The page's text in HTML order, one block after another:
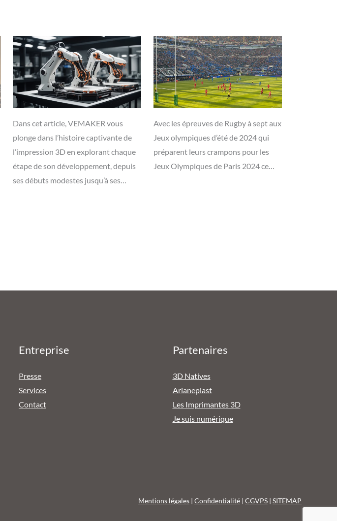
Dans cet article, VEMAKER vous
plonge dans l’histoire captivante de
l’impression 3D en explorant chaque
étape de son développement, depuis
ses débuts modestes jusqu’à ses…
Avec les épreuves de Rugby à sept aux
Jeux olympiques d’été de 2024 qui
préparent leurs crampons pour les
Jeux Olympiques de Paris 2024 ce…
Entreprise
Presse
Services
Contact
Partenaires
3D Natives
Arianeplast
Les Imprimantes 3D
Je suis numérique
Mentions légales | Confidentialité | CGVPS | SITEMAP